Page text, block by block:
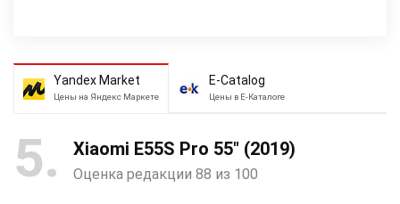
Yandex Market
Цены на Яндекс Маркете
E-Catalog
Цены в Е-Каталоге
5 Xiaomi E55S Pro 55″ (2019)
Оценка редакции 88 из 100